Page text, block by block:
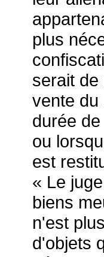
plus
serait de
vente du
durée
ou
est
« Le
biens
n'est
d'objets